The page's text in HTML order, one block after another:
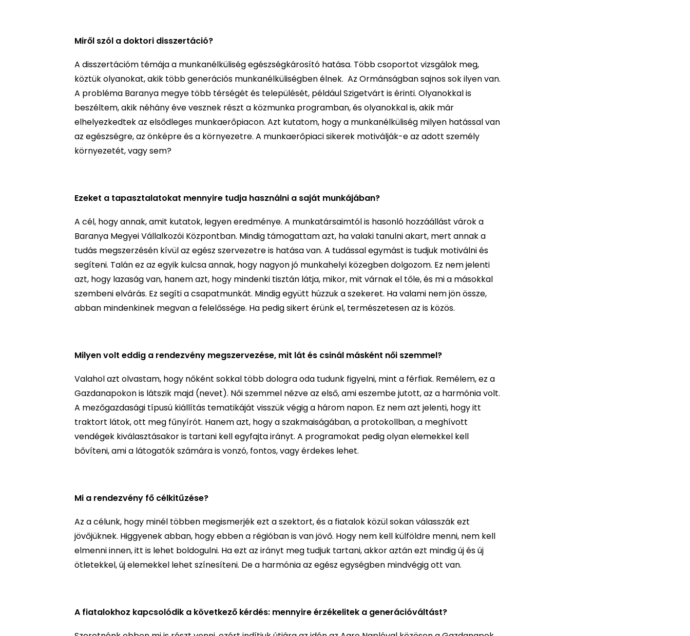
Miről szól a doktori disszertáció?
A disszertációm témája a munkanélküliség egészségkárosító hatása. Több csoportot vizsgálok meg,
köztük olyanokat, akik több generációs munkanélküliségben élnek. Az Ormánságban sajnos sok ilyen van.
A probléma Baranya megye több térségét és települését, például Szigetvárt is érinti. Olyanokkal is
beszéltem, akik néhány éve vesznek részt a közmunka programban, és olyanokkal is, akik már
elhelyezkedtek az elsődleges munkaerőpiacon. Azt kutatom, hogy a munkanélküliség milyen hatással van
az egészségre, az önképre és a környezetre. A munkaerőpiaci sikerek motiválják-e az adott személy
környezetét, vagy sem?
Ezeket a tapasztalatokat mennyire tudja használni a saját munkájában?
A cél, hogy annak, amit kutatok, legyen eredménye. A munkatársaimtól is hasonló hozzáállást várok a
Baranya Megyei Vállalkozói Központban. Mindig támogattam azt, ha valaki tanulni akart, mert annak a
tudás megszerzésén kívül az egész szervezetre is hatása van. A tudással egymást is tudjuk motiválni és
segíteni. Talán ez az egyik kulcsa annak, hogy nagyon jó munkahelyi közegben dolgozom. Ez nem jelenti
azt, hogy lazaság van, hanem azt, hogy mindenki tisztán látja, mikor, mit várnak el tőle, és mi a másokkal
szembeni elvárás. Ez segíti a csapatmunkát. Mindig együtt húzzuk a szekeret. Ha valami nem jön össze,
abban mindenkinek megvan a felelőssége. Ha pedig sikert érünk el, természetesen az is közös.
Milyen volt eddig a rendezvény megszervezése, mit lát és csinál másként női szemmel?
Valahol azt olvastam, hogy nőként sokkal több dologra oda tudunk figyelni, mint a férfiak. Remélem, ez a
Gazdanapokon is látszik majd (nevet). Női szemmel nézve az első, ami eszembe jutott, az a harmónia volt.
A mezőgazdasági típusú kiállítás tematikáját visszük végig a három napon. Ez nem azt jelenti, hogy itt
traktort látok, ott meg fűnyírót. Hanem azt, hogy a szakmaiságában, a protokollban, a meghívott
vendégek kiválasztásakor is tartani kell egyfajta irányt. A programokat pedig olyan elemekkel kell
bővíteni, ami a látogatók számára is vonzó, fontos, vagy érdekes lehet.
Mi a rendezvény fő célkitűzése?
Az a célunk, hogy minél többen megismerjék ezt a szektort, és a fiatalok közül sokan válasszák ezt
jövőjüknek. Higgyenek abban, hogy ebben a régióban is van jövő. Hogy nem kell külföldre menni, nem kell
elmenni innen, itt is lehet boldogulni. Ha ezt az irányt meg tudjuk tartani, akkor aztán ezt mindig új és új
ötletekkel, új elemekkel lehet színesíteni. De a harmónia az egész egységben mindvégig ott van.
A fiatalokhoz kapcsolódik a következő kérdés: mennyire érzékelitek a generációváltást?